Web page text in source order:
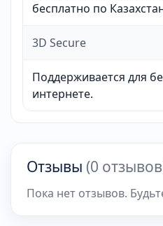
бесплатно по
3D Secure
Поддерживается для
интернете.
Отзывы (0
Пока нет отзывов.